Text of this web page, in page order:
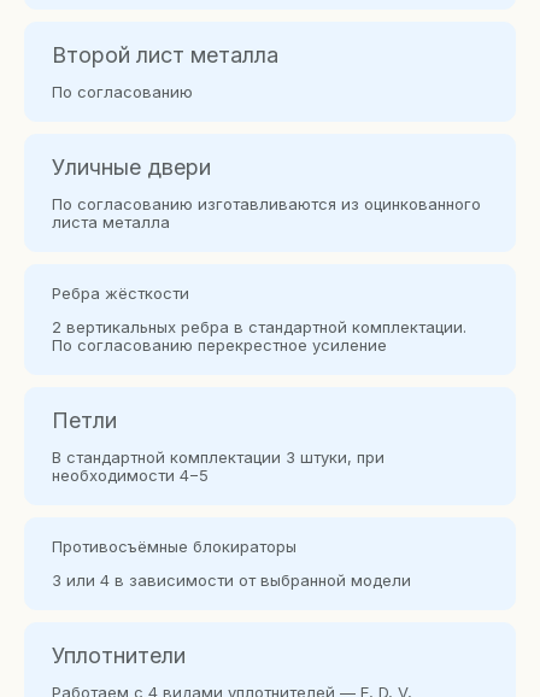
Второй лист металла
По согласованию
Уличные двери
По согласованию изготавливаются из оцинкованного
листа металла
Ребра жёсткости
2 вертикальных ребра в стандартной комплектации.
По согласованию перекрестное усиление
Петли
В стандартной комплектации 3 штуки, при
необходимости 4−5
Противосъёмные блокираторы
3 или 4 в зависимости от выбранной модели
Уплотнители
Работаем с 4 видами уплотнителей — E, D, V,